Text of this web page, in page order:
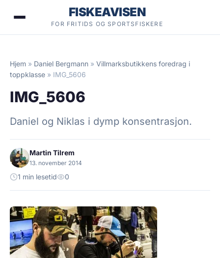
FISKEAVISEN
FOR FRITIDS OG SPORTSFISKERE
Hjem » Daniel Bergmann » Villmarksbutikkens foredrag i
toppklasse » IMG_5606
IMG_5606
Daniel og Niklas i dymp konsentrasjon.
Martin Tilrem
13. november 2014
1 min lesetid 0